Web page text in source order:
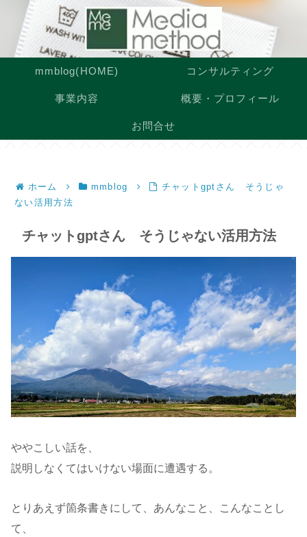
mmblog(HOME) コンサルティング
事業内容 概要・プロフィール
お問合せ
ホーム mmblog
チャットgptさん そうじゃ
ない活用方法
チャットgptさん そうじゃない活用方法
ややこしい話を、
説明しなくてはいけない場面に遭遇する。
とりあえず箇条書きにして、あんなこと、こんなことし
て、